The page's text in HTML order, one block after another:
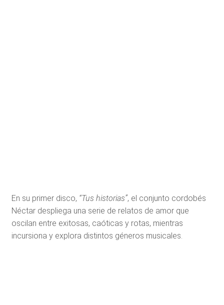
En su primer disco, “Tus historias”, el conjunto cordobés
Néctar despliega una serie de relatos de amor que
oscilan entre exitosas, caóticas y rotas, mientras
incursiona y explora distintos géneros musicales.